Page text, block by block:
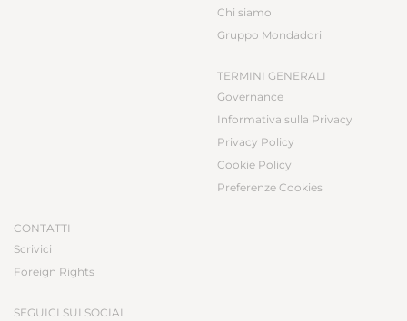
Chi siamo
Gruppo Mondadori
TERMINI GENERALI
Governance
Informativa sulla Privacy
Privacy Policy
Cookie Policy
Preferenze Cookies
CONTATTI
Scrivici
Foreign Rights
SEGUICI SUI SOCIAL